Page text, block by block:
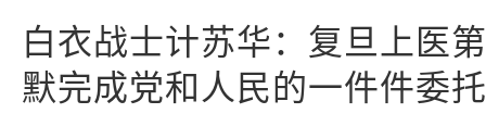
白衣战士计苏华：复旦上医
默完成党和人民的一件件委托